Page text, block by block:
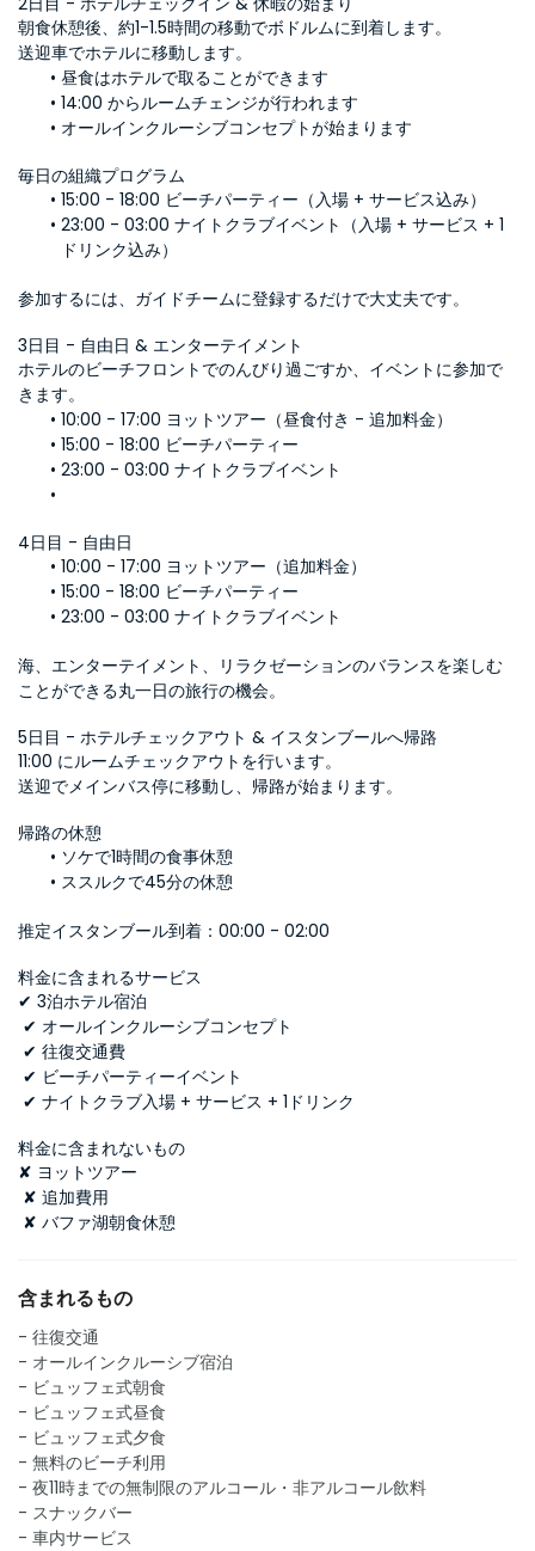
朝食休憩後、約1-1.5時間の移動でボドルムに到着します。
送迎車でホテルに移動します。
昼食はホテルで取ることができます
14:00 からルームチェンジが行われます
オールインクルーシブコンセプトが始まります
毎日の組織プログラム
15:00 - 18:00 ビーチパーティー（入場 + サービス込み）
23:00 - 03:00 ナイトクラブイベント（入場 + サービス + 1
ドリンク込み）
参加するには、ガイドチームに登録するだけで大丈夫です。
3日目 - 自由日 & エンターテイメント
ホテルのビーチフロントでのんびり過ごすか、イベントに参加で
きます。
10:00 - 17:00 ヨットツアー（昼食付き - 追加料金）
15:00 - 18:00 ビーチパーティー
23:00 - 03:00 ナイトクラブイベント
4日目 - 自由日
10:00 - 17:00 ヨットツアー（追加料金）
15:00 - 18:00 ビーチパーティー
23:00 - 03:00 ナイトクラブイベント
海、エンターテイメント、リラクゼーションのバランスを楽しむ
ことができる丸一日の旅行の機会。
5日目 - ホテルチェックアウト & イスタンブールへ帰路
11:00 にルームチェックアウトを行います。
送迎でメインバス停に移動し、帰路が始まります。
帰路の休憩
ソケで1時間の食事休憩
ススルクで45分の休憩
推定イスタンブール到着：00:00 - 02:00
料金に含まれるサービス
✔ 3泊ホテル宿泊
✔ オールインクルーシブコンセプト
✔ 往復交通費
✔ ビーチパーティーイベント
✔ ナイトクラブ入場 + サービス + 1ドリンク
料金に含まれないもの
✘ ヨットツアー
✘ 追加費用
✘ バファ湖朝食休憩
含まれるもの
- 往復交通
- オールインクルーシブ宿泊
- ビュッフェ式朝食
- ビュッフェ式昼食
- ビュッフェ式夕食
- 無料のビーチ利用
- 夜11時までの無制限のアルコール・非アルコール飲料
- スナックバー
- 車内サービス